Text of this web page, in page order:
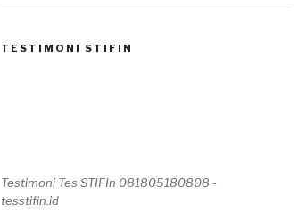
TESTIMONI STIFIN
Testimoni Tes STIFIn 081805180808 -
tesstifin.id